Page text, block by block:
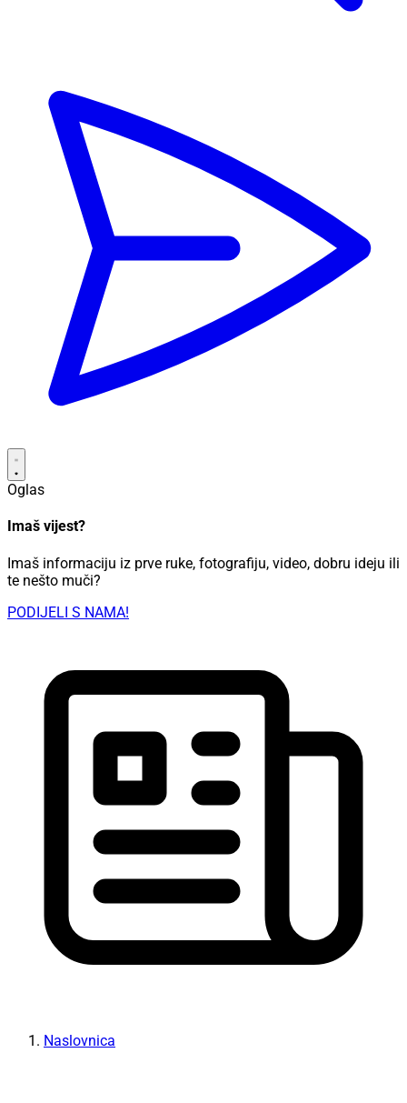
Oglas
Imaš vijest?
Imaš informaciju iz prve ruke, fotografiju, video, dobru ideju ili
te nešto muči?
PODIJELI S NAMA!
Naslovnica